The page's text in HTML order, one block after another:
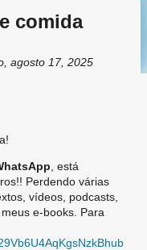
comida
agosto 17, 2025
, está
Perdendo várias
vídeos, podcasts,
e-books. Para